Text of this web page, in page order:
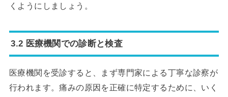
くようにしましょう。
3.2 医療機関での診断と検査
医療機関を受診すると、まず専門家による丁寧な診察が
行われます。痛みの原因を正確に特定するために、いく